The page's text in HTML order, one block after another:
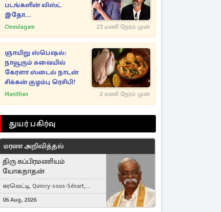
படங்களின் லிஸ்ட்
இதோ...
Cineulagam 23 மணி நேரம் முன்
ஞாயிறு ஸ்பெஷல்:
நாவூரும் சுவையில்
கேரளா ஸ்டைல் நாடன்
சிக்கன் குழம்பு ரெசிபி!
Manithan 2 மணி நேரம் முன்
துயர் பகிர்வு
மரண அறிவித்தல்
திரு சுப்பிரமணியம்
யோகநாதன்
கரவெட்டி, Quincy-sous-Sénart,
France
06 Aug, 2026